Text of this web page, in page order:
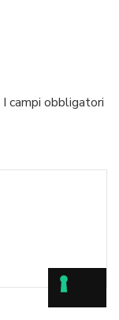
I campi obbligatori